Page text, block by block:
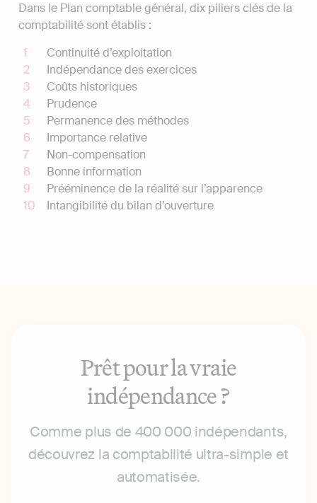
Dans le Plan comptable général, dix piliers clés de la
comptabilité sont établis :
Continuité d’exploitation
Indépendance des exercices
Coûts historiques
Prudence
Permanence des méthodes
Importance relative
Non-compensation
Bonne information
Prééminence de la réalité sur l’apparence
Intangibilité du bilan d’ouverture
Prêt pour la vraie
indépendance ?
Comme plus de 400 000 indépendants,
découvrez la comptabilité ultra-simple et
automatisée.